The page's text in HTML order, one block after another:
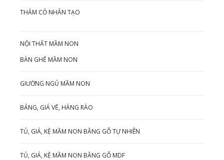
THẢM CỎ NHÂN TẠO
NỘI THẤT MẦM NON
BÀN GHẾ MẦM NON
GIƯỜNG NGỦ MẦM NON
BẢNG, GIÁ VẼ, HÀNG RÀO
TỦ, GIÁ, KỆ MẦM NON BẰNG GỖ TỰ NHIÊN
TỦ, GIÁ, KỆ MẦM NON BẰNG GỖ MDF